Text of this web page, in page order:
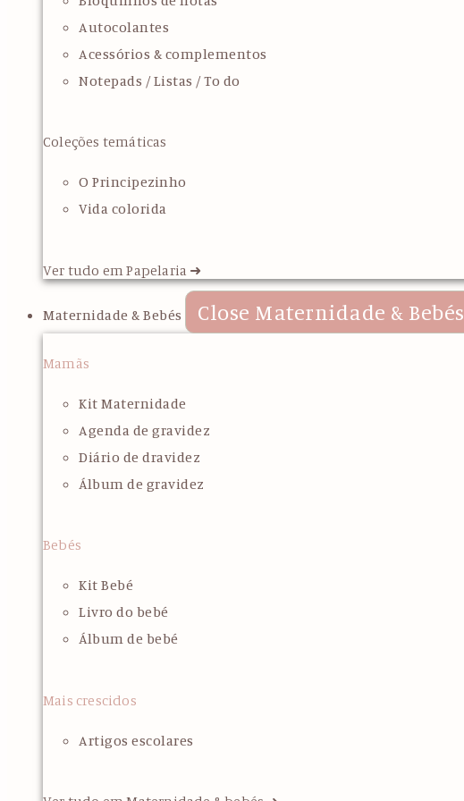
Autocolantes
Acessórios & complementos
Notepads / Listas / To do
Coleções temáticas
O Principezinho
Vida colorida
Ver tudo em Papelaria ➜
Maternidade & Bebés Close Maternidade & Bebés
Mamãs
Kit Maternidade
Agenda de gravidez
Diário de dravidez
Álbum de gravidez
Bebés
Kit Bebé
Livro do bebé
Álbum de bebé
Mais crescidos
Artigos escolares